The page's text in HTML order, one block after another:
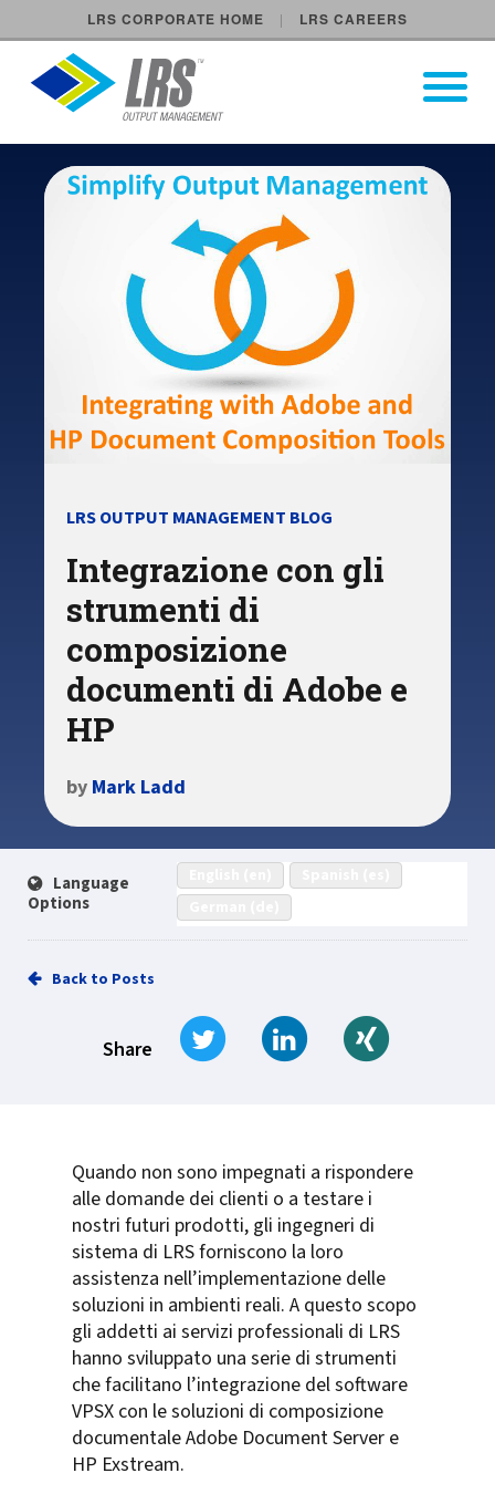
LRS CORPORATE HOME LRS CAREERS
LRS Output Management
Main Navigation
Open
LRS OUTPUT MANAGEMENT BLOG
Integrazione con gli
strumenti di
composizione
documenti di Adobe e
HP
by Mark Ladd
Language
Options
Back to Posts
Share
Tweet Share on LinkedIn
Quando non sono impegnati a rispondere
alle domande dei clienti o a testare i
nostri futuri prodotti, gli ingegneri di
sistema di LRS forniscono la loro
assistenza nell’implementazione delle
soluzioni in ambienti reali. A questo scopo
gli addetti ai servizi professionali di LRS
hanno sviluppato una serie di strumenti
che facilitano l’integrazione del software
VPSX con le soluzioni di composizione
documentale Adobe Document Server e
HP Exstream.